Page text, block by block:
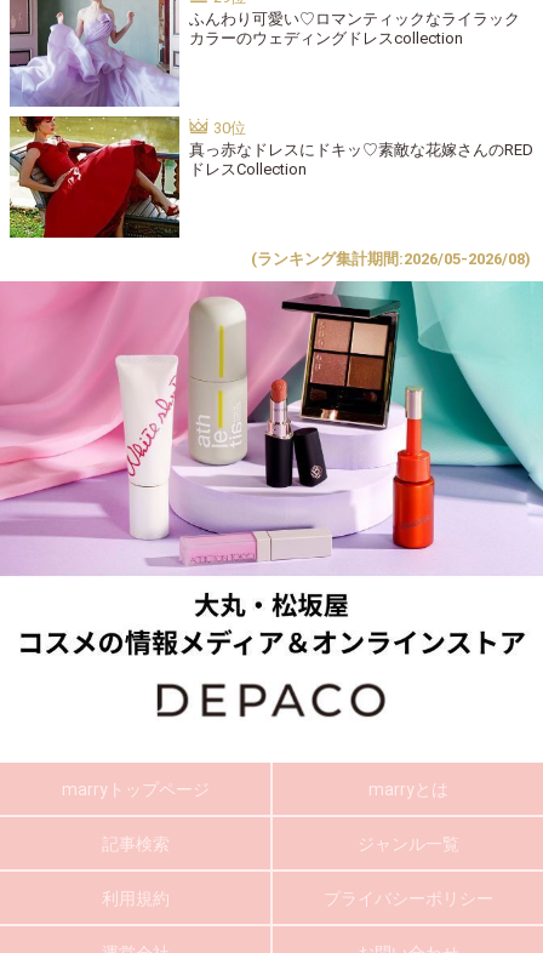
ふんわり可愛い♡ロマンティックなライラック
カラーのウェディングドレスcollection
真っ赤なドレスにドキッ♡素敵な花嫁さんのRED
ドレスCollection
(ランキング集計期間:2026/05-2026/08)
marryトップページ marryとは
記事検索 ジャンル一覧
利用規約 プライバシーポリシー